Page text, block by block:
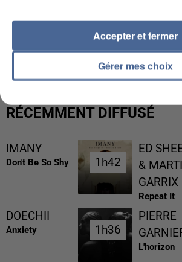
UNE TOURISTE DE L’OISE
COULÉE DE BOUE EN HAUTE-
RÉCEMMENT DIFFUSÉ
IMANY
Don't Be So Shy 1h42
1h42
ED
&
GARRIX
Repeat It
DOECHII
Anxiety 1h36
1h36
PIERRE
L'horizon
Gérer mes choix
Accepter et fermer